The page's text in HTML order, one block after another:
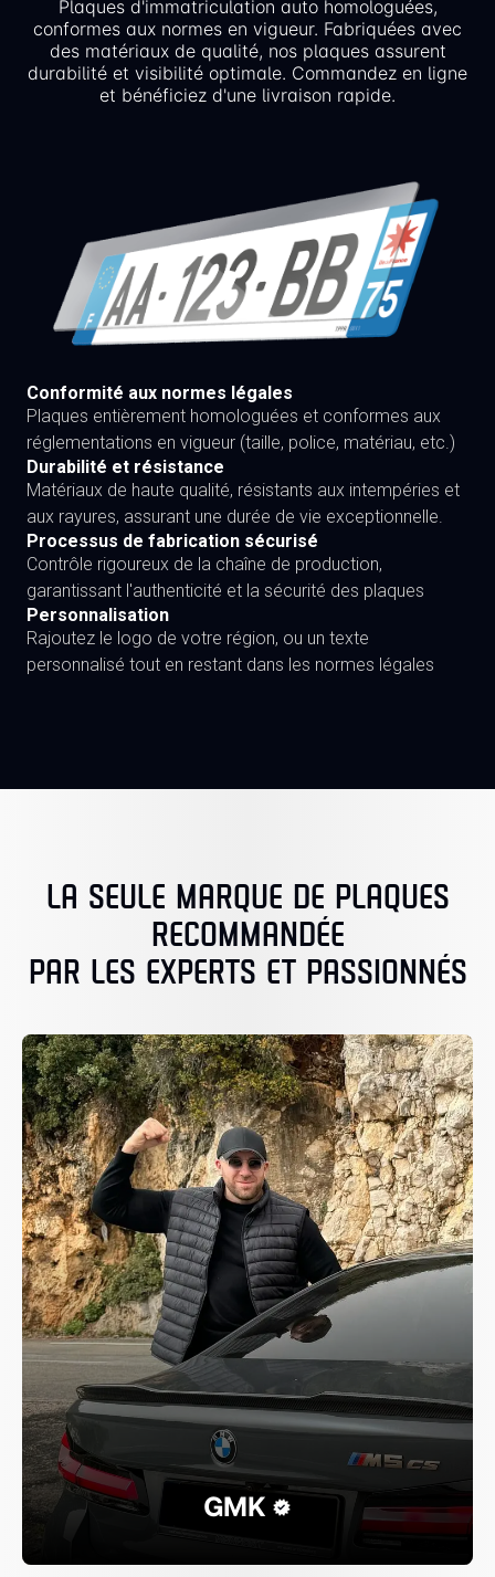
Plaques d'immatriculation auto homologuées,
conformes aux normes en vigueur. Fabriquées avec
des matériaux de qualité, nos plaques assurent
durabilité et visibilité optimale. Commandez en ligne
et bénéficiez d'une livraison rapide.
Conformité aux normes légales
Plaques entièrement homologuées et conformes aux
réglementations en vigueur (taille, police, matériau, etc.)
Durabilité et résistance
Matériaux de haute qualité, résistants aux intempéries et
aux rayures, assurant une durée de vie exceptionnelle.
Processus de fabrication sécurisé
Contrôle rigoureux de la chaîne de production,
garantissant l'authenticité et la sécurité des plaques
Personnalisation
Rajoutez le logo de votre région, ou un texte
personnalisé tout en restant dans les normes légales
LA SEULE MARQUE DE PLAQUES
RECOMMANDÉE
PAR LES EXPERTS ET PASSIONNÉS
GMK